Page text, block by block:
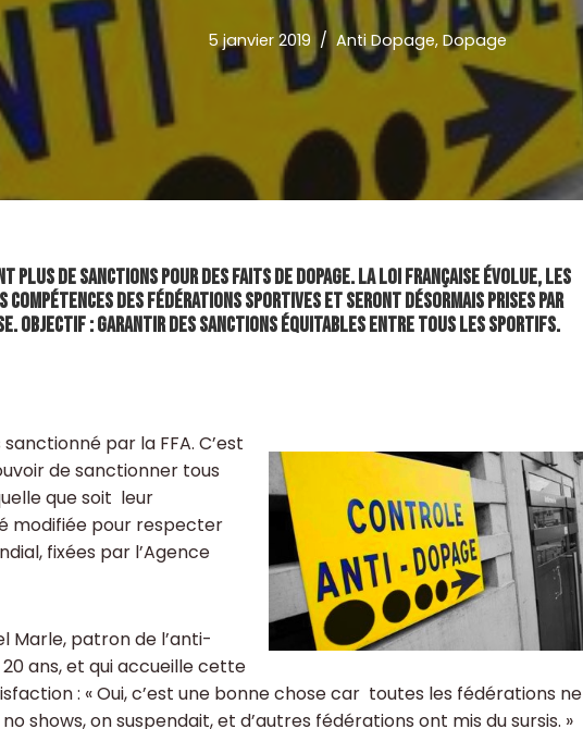
5 janvier 2019 Anti Dopage, Dopage
plus de sanctions pour des faits de dopage. La loi française évolue, les
des Fédérations Sportives et seront désormais prises par
Objectif : garantir des sanctions équitables entre tous les sportifs.
par la FFA. C’est
de sanctionner tous
que soit leur
modifiée pour respecter
fixées par l’Agence
Marle, patron de l’anti-
ans, et qui accueille cette
: « Oui, c’est une bonne chose car toutes les fédérations ne
shows, on suspendait, et d’autres fédérations ont mis du sursis. »